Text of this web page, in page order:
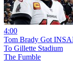
4:00
Tom Brady Got
To Gillette Stadium
The Fumble